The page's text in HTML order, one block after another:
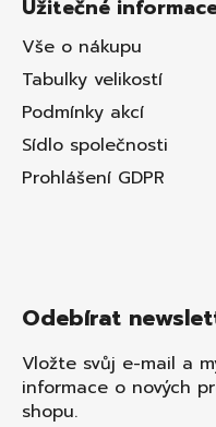
Užitečné
Vše o nákupu
Tabulky velikostí
Podmínky akcí
Sídlo společnosti
Prohlášení GDPR
Odebírat
Vložte svůj e-mail a
informace o nových
shopu.